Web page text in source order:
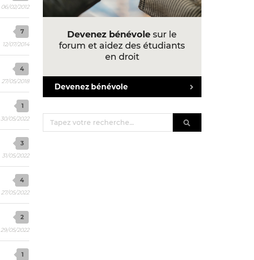
06/02/2012
7
12/07/2014
4
27/05/2018
1
30/05/2022
3
31/05/2022
4
27/05/2022
2
29/05/2022
1
Devenez bénévole sur le
forum et aidez des étudiants
en droit
Devenez bénévole